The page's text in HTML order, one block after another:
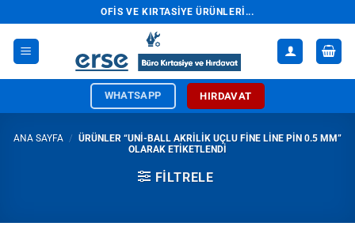
atla
OFIS VE KIRTASIYE ÜRÜNLERI...
WHATSAPP HIRDAVAT
ANA SAYFA / ÜRÜNLER “UNI-BALL AKRILIK UÇLU FINE LINE PIN 0.5 MM”
OLARAK ETIKETLENDI
FILTRELE